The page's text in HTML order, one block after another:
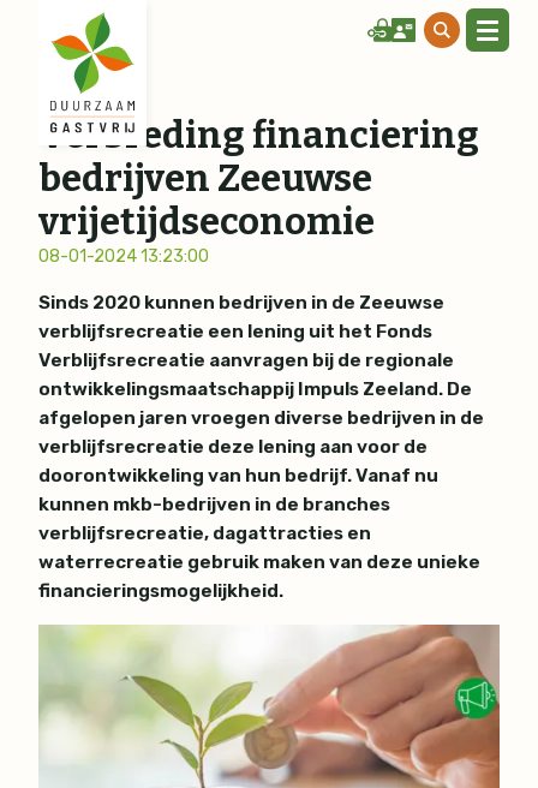
Verbreding financiering
bedrijven Zeeuwse
vrijetijdseconomie
08-01-2024 13:23:00
Sinds 2020 kunnen bedrijven in de Zeeuwse
verblijfsrecreatie een lening uit het Fonds
Verblijfsrecreatie aanvragen bij de regionale
ontwikkelingsmaatschappij Impuls Zeeland. De
afgelopen jaren vroegen diverse bedrijven in de
verblijfsrecreatie deze lening aan voor de
doorontwikkeling van hun bedrijf. Vanaf nu
kunnen mkb-bedrijven in de branches
verblijfsrecreatie, dagattracties en
waterrecreatie gebruik maken van deze unieke
financieringsmogelijkheid.